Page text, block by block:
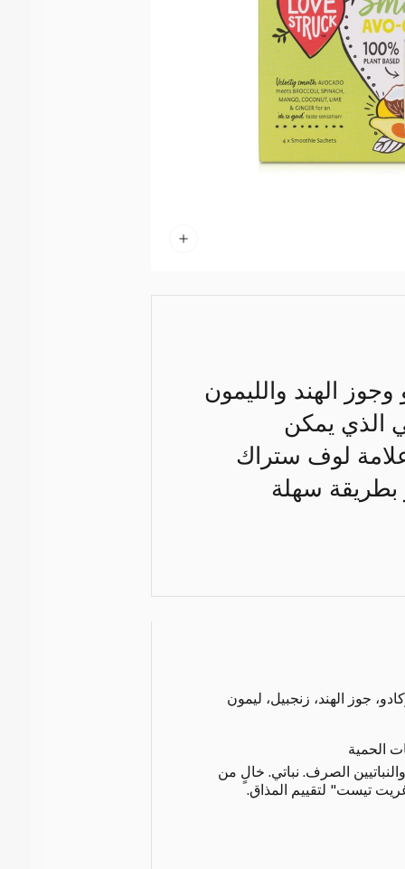
الهند والليمون
الذي يمكن
علامة لوف ستراك
بطريقة سهلة
جوز الهند، زنجبيل، ليمون
الحمية
الصرف. نباتي. خالٍ من
تيست" لتقييم المذاق.